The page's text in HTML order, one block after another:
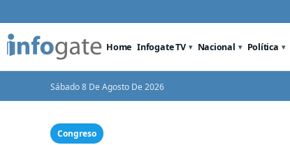
Home Infogate TV Nacional Política
Sábado 8 De Agosto De 2026
Congreso